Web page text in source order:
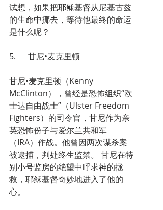
试想，如果把耶稣基督从尼基古兹
的生命中挪去，等待他最终的命运
是什么呢？
5.      甘尼•麦克里顿
甘尼•麦克里顿（Kenny
McClinton），曾经是恐怖组织“欧
士达自由战士”（Ulster Freedom
Fighters）的司令官，甘尼作为亲
英恐怖份子与爱尔兰共和军
（IRA）作战。他曾因两次谋杀案
被逮捕，判处终生监禁。 甘尼在特
别小号监房的绝望中呼求神的拯
救，耶稣基督奇妙地进入了他的
心。